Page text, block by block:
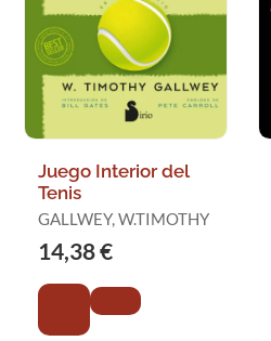
Juego Interior del
Tenis
GALLWEY, W.TIMOTHY
14,38 €